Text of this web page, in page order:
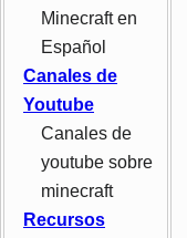
Minecraft en
Español
Canales de
Youtube
Canales de
youtube sobre
minecraft
Recursos